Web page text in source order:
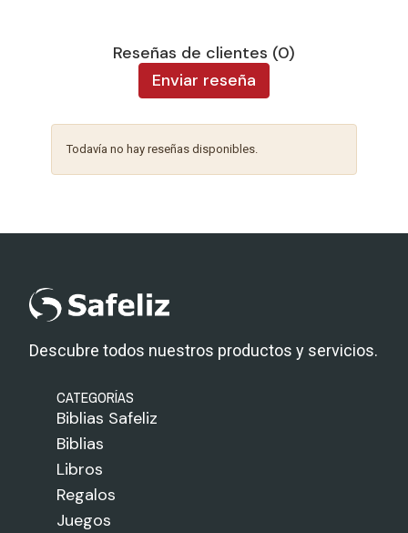
Reseñas de clientes (0)
Enviar reseña
Todavía no hay reseñas disponibles.
Descubre todos nuestros productos y servicios.
CATEGORÍAS
Biblias Safeliz
Biblias
Libros
Regalos
Juegos